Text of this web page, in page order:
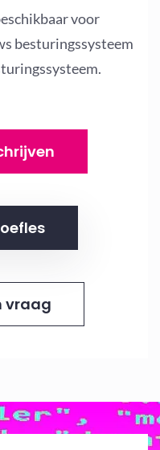
voor
besturingssysteem
vraag